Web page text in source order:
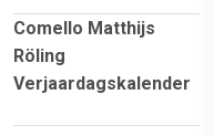
Comello Matthijs
Röling
Verjaardagskalender